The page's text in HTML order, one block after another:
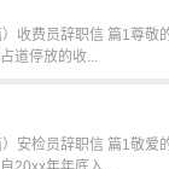
收费员辞职信 篇1尊敬
道停放的收...
安检员辞职信 篇1敬爱